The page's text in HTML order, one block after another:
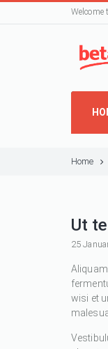
Welcome
Home
Ut
25
wisi et